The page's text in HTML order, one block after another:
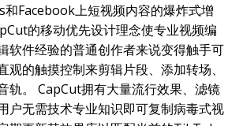
Facebook上短视频内容的爆炸式增
的移动优先设计理念使专业视频编
软件经验的普通创作者来说变得触手可
观的触摸控制来剪辑片段、添加转场、
轨。 CapCut拥有大量流行效果、滤镜
户无需技术专业知识即可复制病毒式视